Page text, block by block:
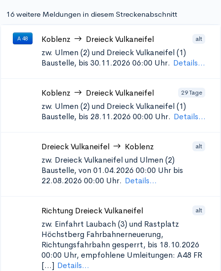
16 weitere Meldungen in diesem Streckenabschnitt
A 48 Koblenz Dreieck Vulkaneifel alt
zw. Ulmen (2) und Dreieck Vulkaneifel (1)
Baustelle, bis 30.11.2026 06:00 Uhr. Details...
Koblenz Dreieck Vulkaneifel 29 Tage
zw. Ulmen (2) und Dreieck Vulkaneifel (1)
Baustelle, bis 28.11.2026 00:00 Uhr. Details...
Dreieck Vulkaneifel Koblenz alt
zw. Dreieck Vulkaneifel und Ulmen (2)
Baustelle, von 01.04.2026 00:00 Uhr bis
22.08.2026 00:00 Uhr. Details...
Richtung Dreieck Vulkaneifel alt
zw. Einfahrt Laubach (3) und Rastplatz
Höchstberg Fahrbahnerneuerung,
Richtungsfahrbahn gesperrt, bis 18.10.2026
00:00 Uhr, empfohlene Umleitungen: A48 FR
[...] Details...